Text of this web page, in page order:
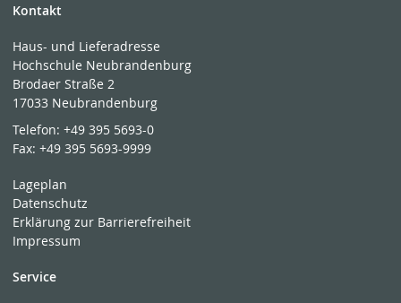
Kontakt
Haus- und Lieferadresse
Hochschule Neubrandenburg
Brodaer Straße 2
17033 Neubrandenburg
Telefon:+49 395 5693-0
Fax:+49 395 5693-9999
Lageplan
Datenschutz
Erklärung zur Barrierefreiheit
Impressum
Service